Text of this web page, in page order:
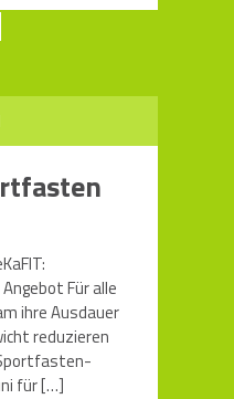
Für alle
ihre Ausdauer
reduzieren
für[…]